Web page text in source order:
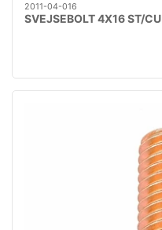
2011-04-016
SVEJSEBOLT 4X16 ST/CU